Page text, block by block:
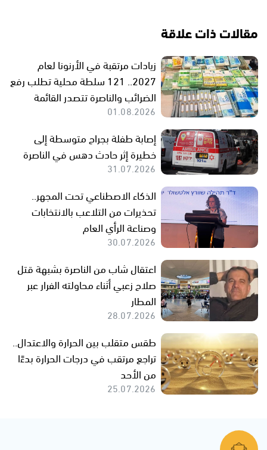
مقالات ذات علاقة
زيادات مرتقبة في الأرنونا لعام
2027.. 121 سلطة محلية تطلب رفع
الضرائب والناصرة تتصدر القائمة
01.08.2026
إصابة طفلة بجراح متوسطة إلى
خطيرة إثر حادث دهس في الناصرة
31.07.2026
الذكاء الاصطناعي تحت المجهر..
تحذيرات من التلاعب بالانتخابات
وصناعة الرأي العام
30.07.2026
اعتقال شاب من الناصرة بشبهة قتل
صلاح زعبي أثناء محاولته الفرار عبر
المطار
28.07.2026
طقس متقلب بين الحرارة والاعتدال..
تراجع مرتقب في درجات الحرارة بدءًا
من الأحد
25.07.2026